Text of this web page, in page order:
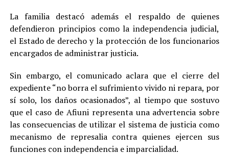
La familia destacó además el respaldo de quienes
defendieron principios como la independencia judicial,
el Estado de derecho y la protección de los funcionarios
encargados de administrar justicia.
Sin embargo, el comunicado aclara que el cierre del
expediente “no borra el sufrimiento vivido ni repara, por
sí solo, los daños ocasionados”, al tiempo que sostuvo
que el caso de Afiuni representa una advertencia sobre
las consecuencias de utilizar el sistema de justicia como
mecanismo de represalia contra quienes ejercen sus
funciones con independencia e imparcialidad.